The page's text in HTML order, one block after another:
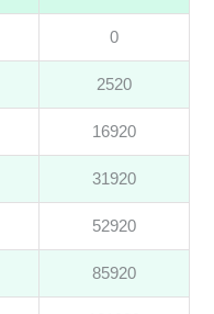
0
2520
16920
31920
52920
85920